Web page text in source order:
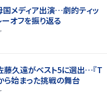
国メディア出演…劇的ティッ
オフを振り返る
藤久遠がベスト5に選出…『T
ら始まった挑戦の舞台